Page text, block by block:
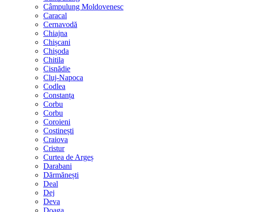
Câmpulung Moldovenesc
Caracal
Cernavodă
Chiajna
Chișcani
Chișoda
Chitila
Cisnădie
Cluj-Napoca
Codlea
Constanța
Corbu
Corbu
Coroieni
Costinești
Craiova
Cristur
Curtea de Argeș
Darabani
Dărmănești
Deal
Dej
Deva
Doaga